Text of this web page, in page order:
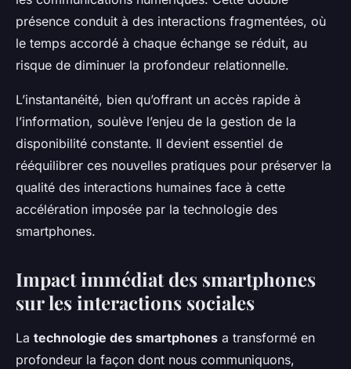
présence conduit à des interactions fragmentées, où
le temps accordé à chaque échange se réduit, au
risque de diminuer la profondeur relationnelle.
L’instantanéité, bien qu’offrant un accès rapide à
l’information, soulève l’enjeu de la gestion de la
disponibilité constante. Il devient essentiel de
rééquilibrer ces nouvelles pratiques pour préserver la
qualité des interactions humaines face à cette
accélération imposée par la technologie des
smartphones.
Impact immédiat des smartphones
sur les interactions sociales
La technologie des smartphones a transformé en
profondeur la façon dont nous communiquons,